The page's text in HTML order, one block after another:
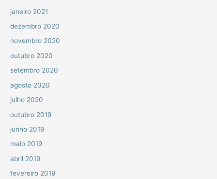
janeiro 2021
dezembro 2020
novembro 2020
outubro 2020
setembro 2020
agosto 2020
julho 2020
outubro 2019
junho 2019
maio 2019
abril 2019
fevereiro 2019